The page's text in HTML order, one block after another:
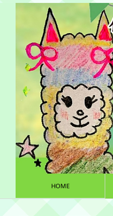
HOME